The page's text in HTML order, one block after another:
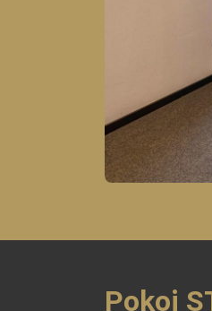
Pokoj